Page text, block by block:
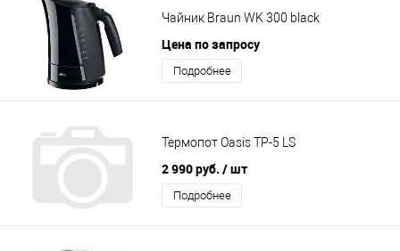
Чайник Braun WK 300 black
Цена по запросу
Подробнее
Термопот Oasis TP-5 LS
2 990 руб. / шт
Подробнее